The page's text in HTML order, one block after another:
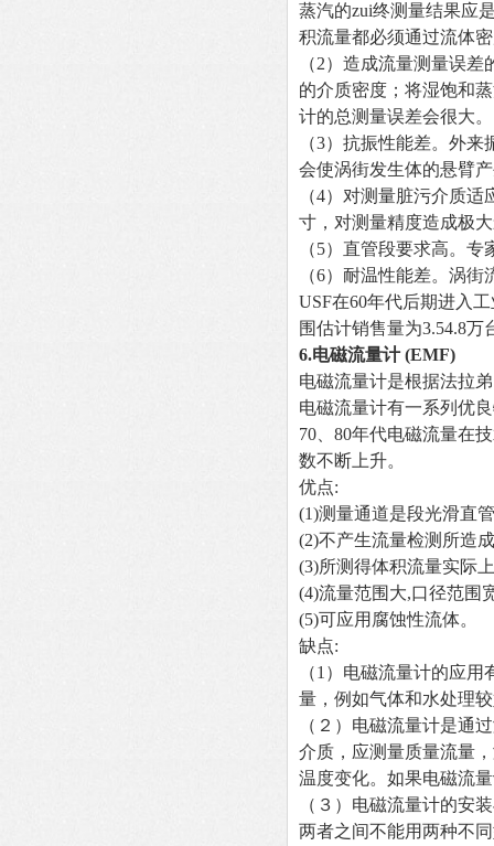
蒸汽的zui终测量结果应
积流量都必须通过流体
（2）造成流量测量误
的介质密度；将湿饱和
计的总测量误差会很大。
（3）抗振性能差。外
会使涡街发生体的悬臂
（4）对测量脏污介质
寸，对测量精度造成极
（5）直管段要求高。
（6）耐温性能差。涡
USF在60年代后期进入
围估计销售量为3.54.8万
6.电磁流量计 (EMF)
电磁流量计是根据法拉
电磁流量计有一系列优
70 、80年代电磁流量在
数不断上升。
优点:
(1)测量通道是段光滑直
(2)不产生流量检测所造
(3)所测得体积流量实际
(4)流量范围大,口径范围
(5)可应用腐蚀性流体。
缺点:
（1）电磁流量计的应
量，例如气体和水处理
（２）电磁流量计是通
介质，应测量质量流量
温度变化。如果电磁流
（３）电磁流量计的安
两者之间不能用两种不